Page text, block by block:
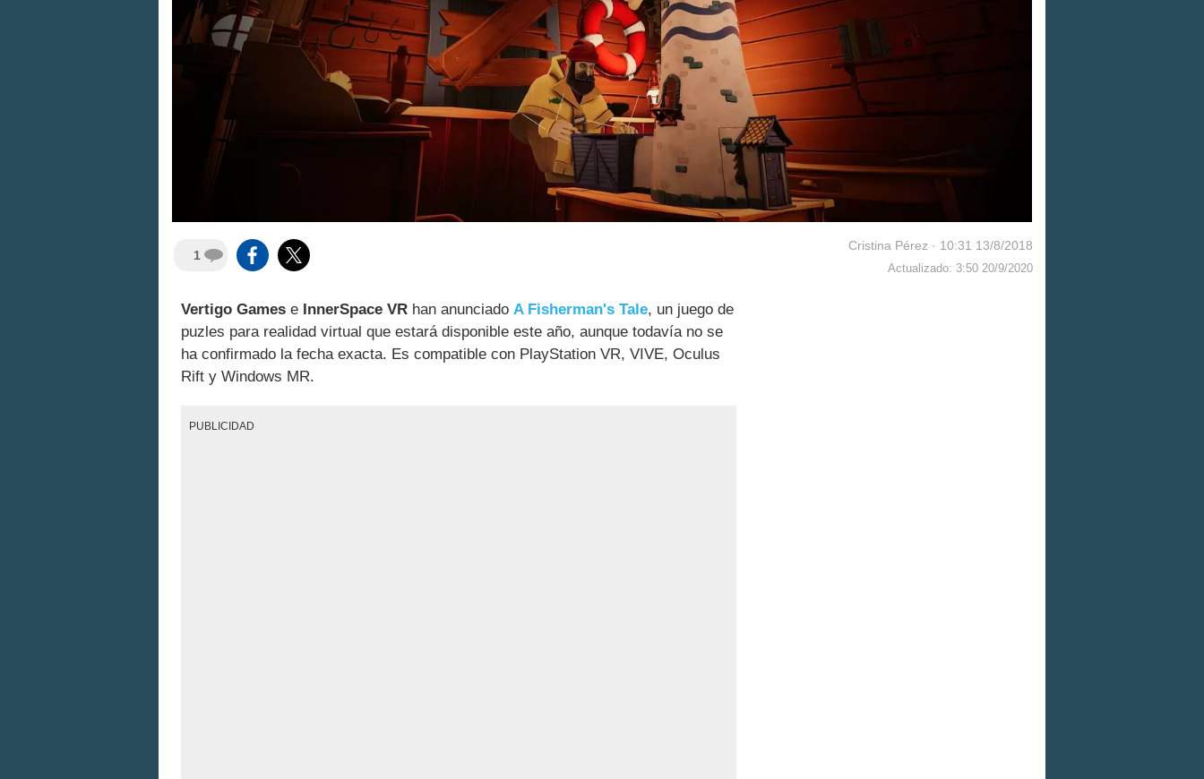
1
Cristina Pérez · 10:31 13/8/2018
Actualizado: 3:50 20/9/2020
Vertigo Games e InnerSpace VR han anunciado A Fisherman's Tale, un juego de
puzles para realidad virtual que estará disponible este año, aunque todavía no se
ha confirmado la fecha exacta. Es compatible con PlayStation VR, VIVE, Oculus
Rift y Windows MR.
PUBLICIDAD